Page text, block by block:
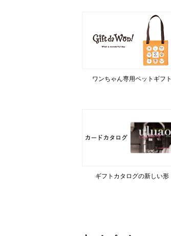
ワンちゃん専用ペットギフト
ギフトカタログの新しい形